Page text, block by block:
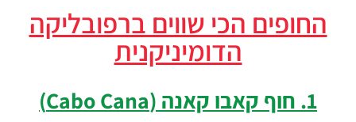
החופים הכי שווים ברפובליקה
הדומיניקנית
1. חוף קאבו קאנה (Cabo Cana)